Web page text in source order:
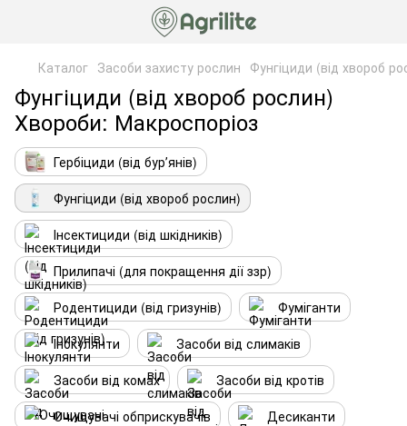
Каталог Засоби захисту рослин Фунгіциди (від хвороб
Фунгіциди (від хвороб рослин)
Хвороби: Макроспоріоз
Гербіциди (від бурʼянів)
Фунгіциди (від хвороб рослин)
Інсектициди (від шкідників)
Прилипачі (для покращення дії ззр)
Родентициди (від гризунів)
Фуміганти
Інокулянти
Засоби від слимаків
Засоби від комах
Засоби від кротів
Очищувачі обприскувачів
Десиканти